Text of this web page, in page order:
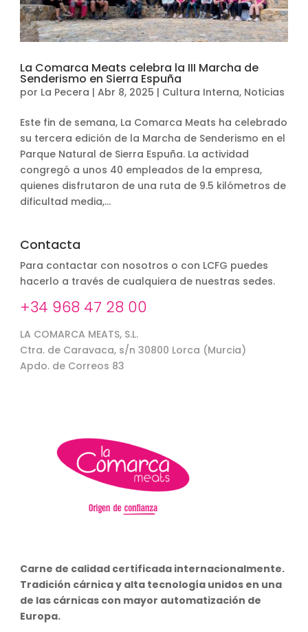
La Comarca Meats celebra la III Marcha de
Senderismo en Sierra Espuña
por La Pecera |Abr 8, 2025 | Cultura Interna, Noticias
Este fin de semana, La Comarca Meats ha celebrado
su tercera edición de la Marcha de Senderismo en el
Parque Natural de Sierra Espuña. La actividad
congregó a unos 40 empleados de la empresa,
quienes disfrutaron de una ruta de 9.5 kilómetros de
dificultad media,...
Contacta
Para contactar con nosotros o con LCFG puedes
hacerlo a través de cualquiera de nuestras sedes.
+34 968 47 28 00
LA COMARCA MEATS, S.L.
Ctra. de Caravaca, s/n 30800 Lorca (Murcia)
Apdo. de Correos 83
Carne de calidad certificada internacionalmente.
Tradición cárnica y alta tecnología unidos en una
de las cárnicas con mayor automatización de
Europa.